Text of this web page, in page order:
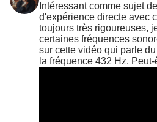
Intéressant comme sujet
d'expérience directe avec
toujours très rigoureuses,
certaines fréquences
sur cette vidéo qui parle
la fréquence 432 Hz.